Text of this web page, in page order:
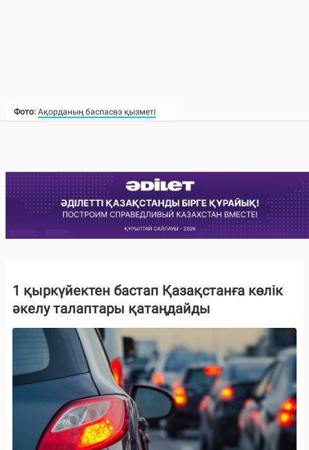
Фото: Ақорданың баспасөз қызметі